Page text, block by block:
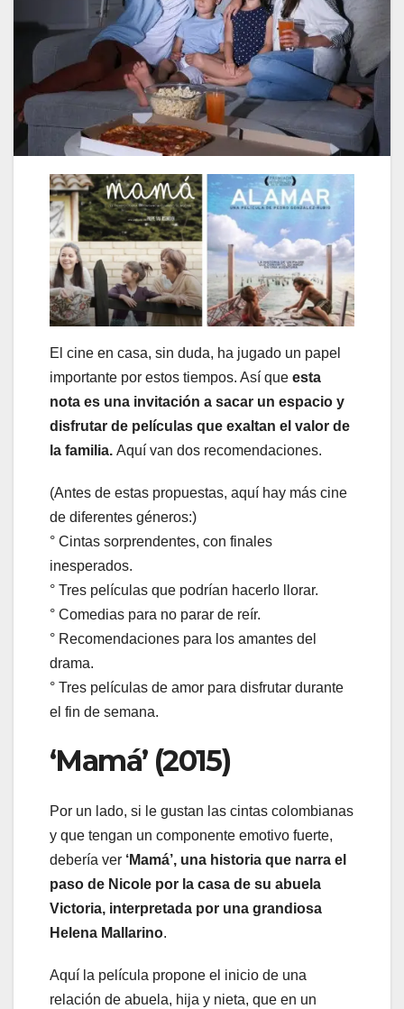
El cine en casa, sin duda, ha jugado un papel
importante por estos tiempos. Así que esta
nota es una invitación a sacar un espacio y
disfrutar de películas que exaltan el valor de
la familia. Aquí van dos recomendaciones.
(Antes de estas propuestas, aquí hay más cine
de diferentes géneros:)
° Cintas sorprendentes, con finales
inesperados.
° Tres películas que podrían hacerlo llorar.
° Comedias para no parar de reír.
° Recomendaciones para los amantes del
drama.
° Tres películas de amor para disfrutar durante
el fin de semana.
‘Mamá’ (2015)
Por un lado, si le gustan las cintas colombianas
y que tengan un componente emotivo fuerte,
debería ver ‘Mamá’, una historia que narra el
paso de Nicole por la casa de su abuela
Victoria, interpretada por una grandiosa
Helena Mallarino.
Aquí la película propone el inicio de una
relación de abuela, hija y nieta, que en un